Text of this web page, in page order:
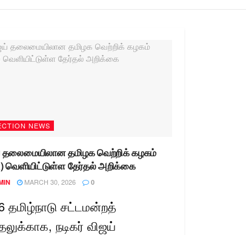
NEWS
தலைமையிலான தமிழக வெற்றிக் கழகம்
வெளியிட்டுள்ள தேர்தல் அறிக்கை
MARCH 30, 2026 0
தமிழ்நாடு சட்டமன்றத்
நடிகர் விஜய்